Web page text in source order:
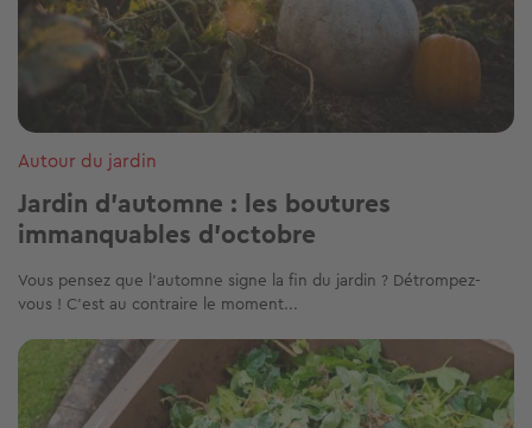
Autour du jardin
Jardin d’automne : les boutures
immanquables d’octobre
Vous pensez que l’automne signe la fin du jardin ? Détrompez-
vous ! C’est au contraire le moment...
Image